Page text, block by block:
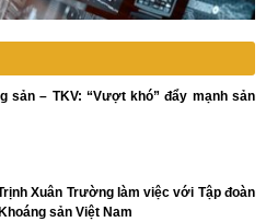
sản – TKV: “Vượt khó” đẩy mạnh sản
Xuân Trường làm việc với Tập đoàn
sản Việt Nam